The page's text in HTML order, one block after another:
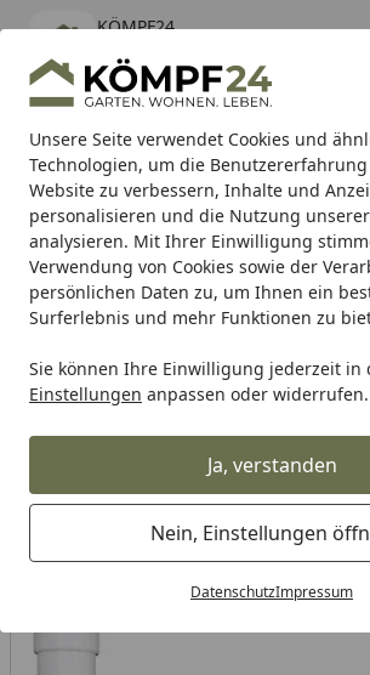
Unsere Seite verwendet Cookies und
Technologien, um die
Website zu verbessern, Inhalte und
personalisieren und die Nutzung
analysieren. Mit Ihrer Einwilligung
Verwendung von Cookies sowie der
persönlichen Daten zu, um Ihnen ein
Surferlebnis und mehr Funktionen zu
Sie können Ihre Einwilligung jederzeit in
Einstellungen anpassen oder widerrufen.
Ja, verstanden
Nein, Einstellungen
DatenschutzImpressum
KÖMPF24
kostenlos - Im App Store
Alle Produkte
Mein Konto
Suchen
Karibu Pools inkl. gratis
Starterset (Gesamtwert bis
Startseite
Sanitop-Wingenroth Sanitop
Sanitop Geräte-
50 x 20 - 24 mm